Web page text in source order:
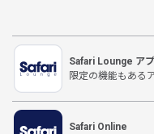
Safari Lounge ア
限定の機能もある
Safari Online